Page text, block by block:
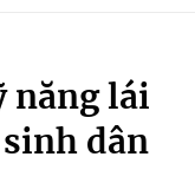
năng lái
dân